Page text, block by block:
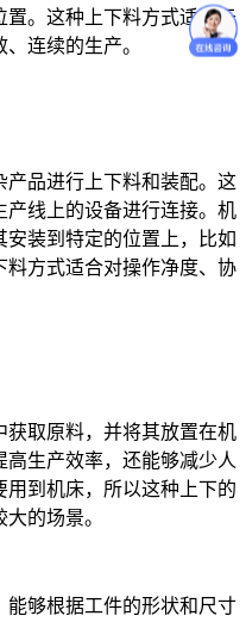
。这种上下料方式适用于
连续的生产。
品进行上下料和装配。这
产线上的设备进行连接。机
装到特定的位置上，比如
料方式适合对操作净度、协
取原料，并将其放置在机
生产效率，还能够减少人
到机床，所以这种上下的
的场景。
够根据工件的形状和尺寸